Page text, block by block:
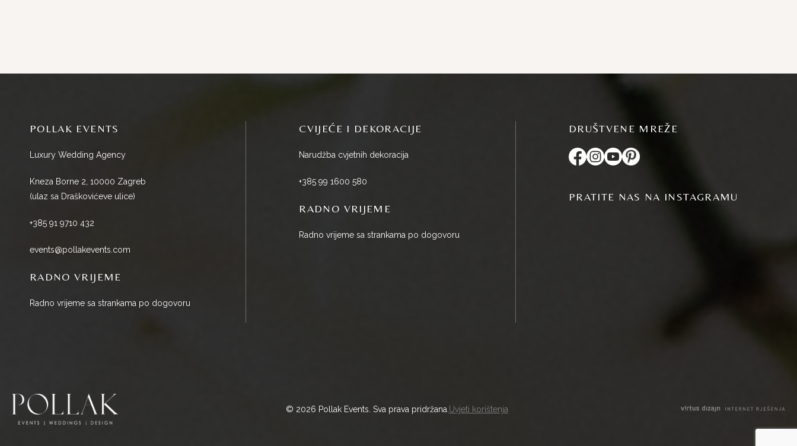
POLLAK EVENTS
Luxury Wedding Agency
Kneza Borne 2, 10000 Zagreb
(ulaz sa Draškovićeve ulice)
+385 91 9710 432
events@pollakevents.com
RADNO VRIJEME
Radno vrijeme sa strankama po dogovoru
CVIJEĆE I DEKORACIJE
Narudžba cvjetnih dekoracija
+385 99 1600 580
RADNO VRIJEME
Radno vrijeme sa strankama po dogovoru
DRUŠTVENE MREŽE
PRATITE NAS NA INSTAGRAMU
© 2026 Pollak Events. Sva prava pridržana. Uvjeti korištenja